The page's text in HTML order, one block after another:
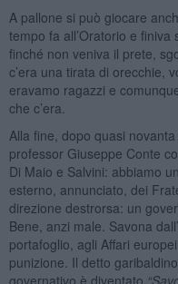
A pallone si può giocare
tempo fa all’Oratorio e
finché non veniva il prete,
c’era una tirata di orecchie,
eravamo ragazzi e
che c’era.
Alla fine, dopo quasi
professor Giuseppe Conte
Di Maio e Salvini: abbiamo
esterno, annunciato, dei
direzione destrorsa: un
Bene, anzi male. Savona
portafoglio, agli Affari
punizione. Il detto
governativo è diventato